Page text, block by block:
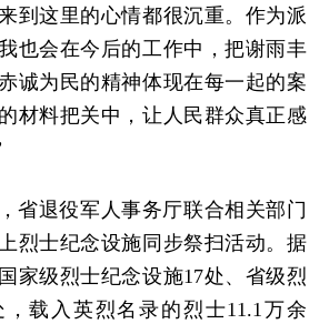
到这里的心情都很沉重。作为派
也会在今后的工作中，把谢雨丰
诚为民的精神体现在每一起的案
材料把关中，让人民群众真正感
省退役军人事务厅联合相关部门
烈士纪念设施同步祭扫活动。据
家级烈士纪念设施17处、省级烈
载入英烈名录的烈士11.1万余